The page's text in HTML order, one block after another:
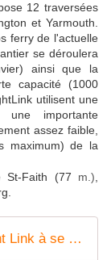
12 traversées
et Yarmouth.
ferry de l'actuelle
se déroulera
ainsi que la
capacité (1000
utilisent une
une importante
assez faible,
maximum) de la
St-Faith (77 m.)
Le Wight Light, premier ferry de Wight Link à se mettre au sec à Cherbourg